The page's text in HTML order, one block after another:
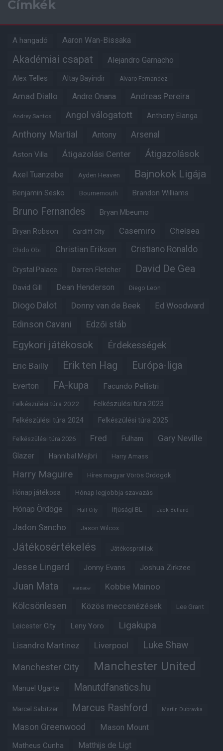
Címkék
A hangadó Aaron Wan-Bissaka
Akadémiai csapat Alejandro Garnacho
Alex Telles Altay Bayindir Alvaro Fernandez
Amad Diallo Andre Onana Andreas Pereira
Andrey Santos Angol válogatott Anthony Elanga
Anthony Martial Antony Arsenal
Aston Villa Átigazolási Center Átigazolások
Axel Tuanzebe Ayden Heaven Bajnokok Ligája
Benjamin Sesko Bournemouth Brandon Williams
Bruno Fernandes Bryan Mbeumo
Bryan Robson Cardiff City Casemiro Chelsea
Chido Obi Christian Eriksen Cristiano Ronaldo
Crystal Palace Darren Fletcher David De Gea
David Gill Dean Henderson Diego Leon
Diogo Dalot Donny van de Beek Ed Woodward
Edinson Cavani Edzői stáb
Egykori játékosok Érdekességek
Eric Bailly Erik ten Hag Európa-liga
Everton FA-kupa Facundo Pellistri
Felkészülési túra 2022 Felkészülési túra 2023
Felkészülési túra 2024 Felkészülési túra 2025
Felkészülési túra 2026 Fred Fulham Gary Neville
Glazer Hannibal Mejbri Harry Amass
Harry Maguire Híres magyar Vörös Ördögök
Hónap játékosa Hónap legjobbja szavazás
Hónap Ördöge Hull City Ifjúsági BL Jack Butland
Jadon Sancho Jason Wilcox
Játékosértékelés Játékosprofilok
Jesse Lingard Jonny Evans Joshua Zirkzee
Juan Mata Karl Darlow Kobbie Mainoo
Kölcsönlesen Közös meccsnézések Lee Grant
Leicester City Leny Yoro Ligakupa
Lisandro Martinez Liverpool Luke Shaw
Manchester City Manchester United
Manuel Ugarte Manutdfanatics.hu
Marcel Sabitzer Marcus Rashford Martin Dubravka
Mason Greenwood Mason Mount
Matheus Cunha Matthijs de Ligt